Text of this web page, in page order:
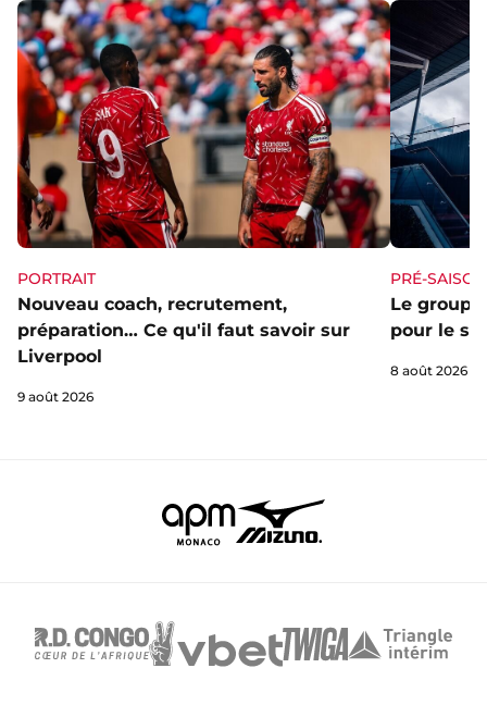
PORTRAIT
Nouveau coach, recrutement,
préparation… Ce qu'il faut savoir sur
Liverpool
9 août 2026
PRÉ-SAISON
Le groupe
pour le
8 août 2026